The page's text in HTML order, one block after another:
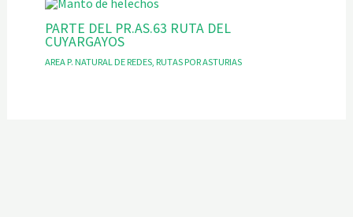
PARTE DEL PR.AS.63 RUTA DEL
CUYARGAYOS
AREA P. NATURAL DE REDES, RUTAS POR ASTURIAS